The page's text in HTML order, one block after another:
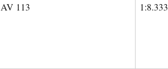
AV 113
1:8.333